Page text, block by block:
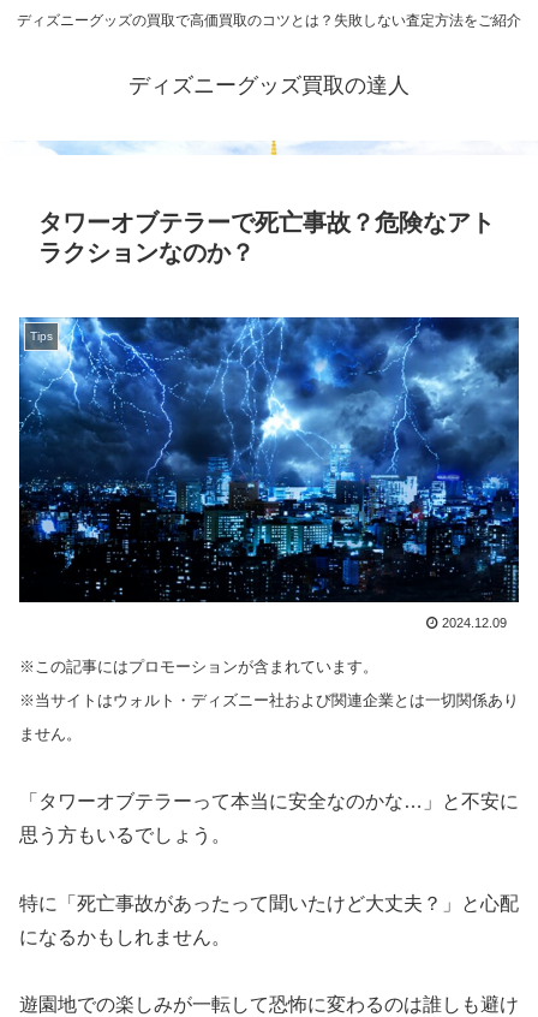
ディズニーグッズの買取で高価買取のコツとは？失敗しない査定方法をご紹介
ディズニーグッズ買取の達人
タワーオブテラーで死亡事故？危険なアト
ラクションなのか？
Tips
2024.12.09
※この記事にはプロモーションが含まれています。
※当サイトはウォルト・ディズニー社および関連企業とは一切関係あり
ません。
「タワーオブテラーって本当に安全なのかな…」と不安に
思う方もいるでしょう。
特に「死亡事故があったって聞いたけど大丈夫？」と心配
になるかもしれません。
遊園地での楽しみが一転して恐怖に変わるのは誰しも避け